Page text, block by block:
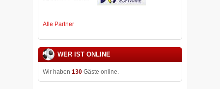
Alle Partner
WER IST ONLINE
Wir haben 130 Gäste online.